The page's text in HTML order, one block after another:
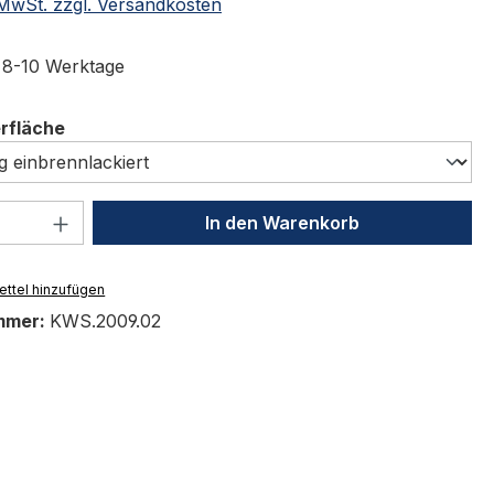
10 Werktage
auswählen
Anzahl: Gib den gewünschten Wert
In den Warenkorb
hinzufügen
KWS.2009.02